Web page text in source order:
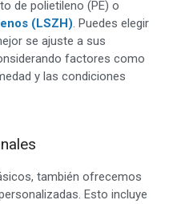
de polietileno (PE) o
(LSZH). Puedes elegir
se ajuste a sus
factores como
y las condiciones
también ofrecemos
Esto incluye